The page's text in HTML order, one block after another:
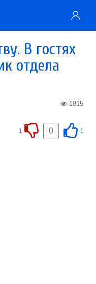
В гостях
отдела
1815
1
0
1